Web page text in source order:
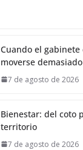
Cuando el gabinete
moverse
7 de agosto de 2026
Bienestar: del coto
territorio
7 de agosto de 2026